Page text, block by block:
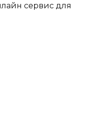
сервис для